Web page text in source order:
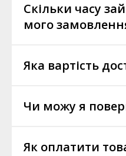
Скільки часу
мого
Яка вартість
Чи можу я
Як оплатити